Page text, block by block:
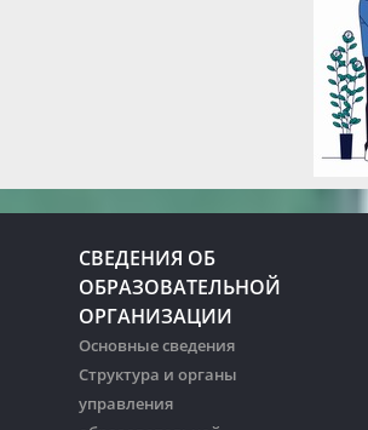
СВЕДЕНИЯ ОБ
ОБРАЗОВАТЕЛЬНОЙ
ОРГАНИЗАЦИИ
Основные сведения
Структура и органы
управления